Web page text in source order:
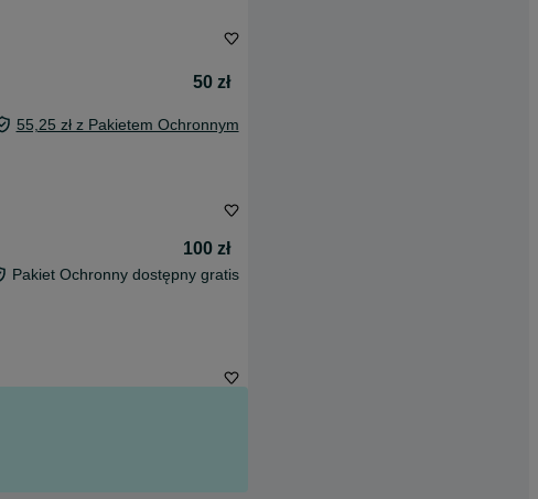
50 zł
55,25 zł z Pakietem Ochronnym
100 zł
Pakiet Ochronny dostępny gratis